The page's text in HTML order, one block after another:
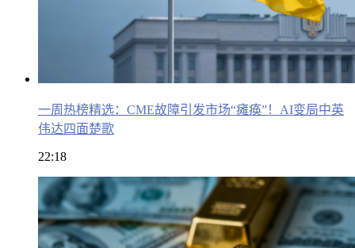
一周热榜精选：CME故障引发市场“瘫痪”！AI变局中英
伟达四面楚歌
22:18